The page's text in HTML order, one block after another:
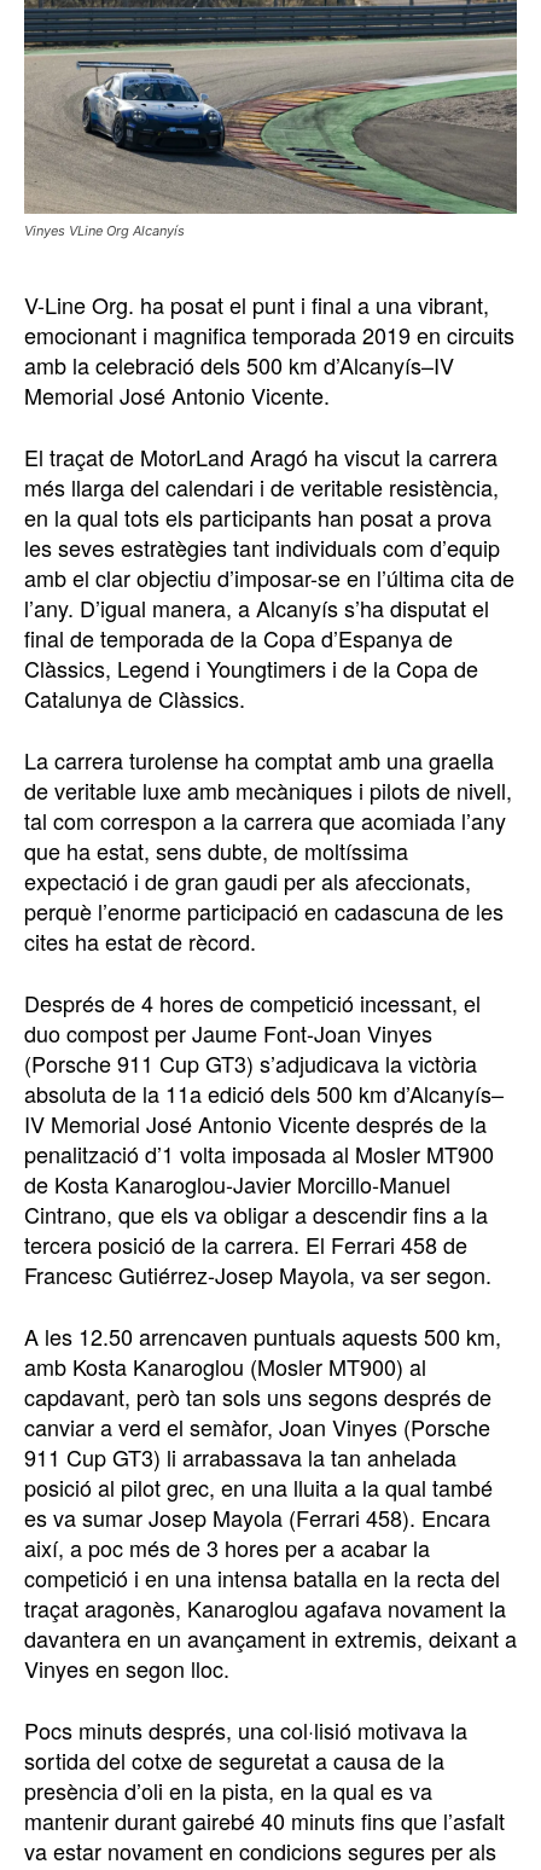
Vinyes VLine Org Alcanyís
V-Line Org. ha posat el punt i final a una vibrant,
emocionant i magnifica temporada 2019 en circuits
amb la celebració dels 500 km d’Alcanyís–IV
Memorial José Antonio Vicente.
El traçat de MotorLand Aragó ha viscut la carrera
més llarga del calendari i de veritable resistència,
en la qual tots els participants han posat a prova
les seves estratègies tant individuals com d’equip
amb el clar objectiu d’imposar-se en l’última cita de
l’any. D’igual manera, a Alcanyís s’ha disputat el
final de temporada de la Copa d’Espanya de
Clàssics, Legend i Youngtimers i de la Copa de
Catalunya de Clàssics.
La carrera turolense ha comptat amb una graella
de veritable luxe amb mecàniques i pilots de nivell,
tal com correspon a la carrera que acomiada l’any
que ha estat, sens dubte, de moltíssima
expectació i de gran gaudi per als afeccionats,
perquè l’enorme participació en cadascuna de les
cites ha estat de rècord.
Després de 4 hores de competició incessant, el
duo compost per Jaume Font-Joan Vinyes
(Porsche 911 Cup GT3) s’adjudicava la victòria
absoluta de la 11a edició dels 500 km d’Alcanyís–
IV Memorial José Antonio Vicente després de la
penalització d’1 volta imposada al Mosler MT900
de Kosta Kanaroglou-Javier Morcillo-Manuel
Cintrano, que els va obligar a descendir fins a la
tercera posició de la carrera. El Ferrari 458 de
Francesc Gutiérrez-Josep Mayola, va ser segon.
A les 12.50 arrencaven puntuals aquests 500 km,
amb Kosta Kanaroglou (Mosler MT900) al
capdavant, però tan sols uns segons després de
canviar a verd el semàfor, Joan Vinyes (Porsche
911 Cup GT3) li arrabassava la tan anhelada
posició al pilot grec, en una lluita a la qual també
es va sumar Josep Mayola (Ferrari 458). Encara
així, a poc més de 3 hores per a acabar la
competició i en una intensa batalla en la recta del
traçat aragonès, Kanaroglou agafava novament la
davantera en un avançament in extremis, deixant a
Vinyes en segon lloc.
Pocs minuts després, una col·lisió motivava la
sortida del cotxe de seguretat a causa de la
presència d’oli en la pista, en la qual es va
mantenir durant gairebé 40 minuts fins que l’asfalt
va estar novament en condicions segures per als